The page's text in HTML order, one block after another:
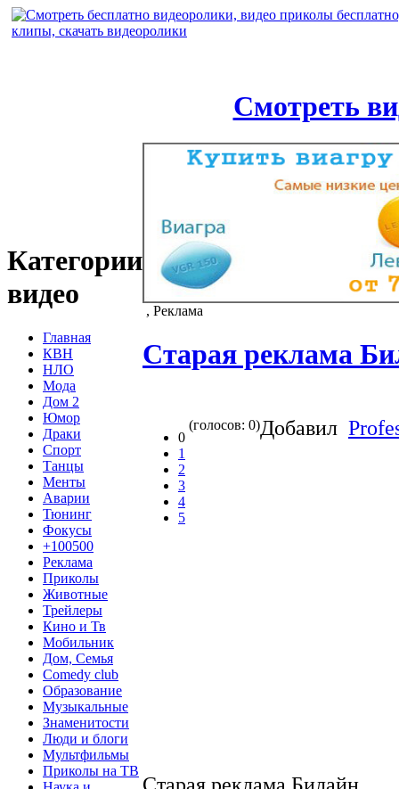
Смотреть
Категории
видео
Главная
КВН
НЛО
Мода
Дом 2
Юмор
Драки
Спорт
Танцы
Менты
Аварии
Тюнинг
Фокусы
+100500
Реклама
Приколы
Животные
Трейлеры
Кино и Тв
Мобильник
Дом, Семья
Comedy club
Образование
Музыкальные
Знаменитости
Люди и блоги
Мультфильмы
Приколы на ТВ
, Реклама
Старая реклама
0
1
2
3
4
5
(голосов: 0)Добавил
Старая реклама Билайн